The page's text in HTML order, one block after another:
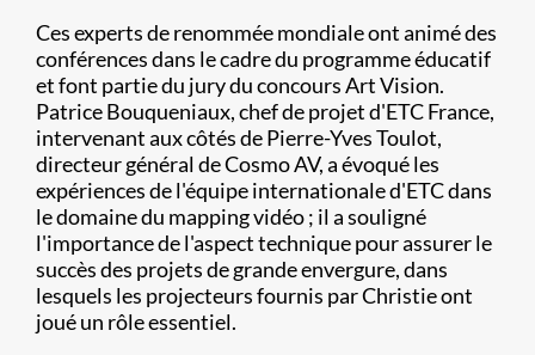
Ces experts de renommée mondiale ont animé des
conférences dans le cadre du programme éducatif
et font partie du jury du concours Art Vision.
Patrice Bouqueniaux, chef de projet d'ETC France,
intervenant aux côtés de Pierre-Yves Toulot,
directeur général de Cosmo AV, a évoqué les
expériences de l'équipe internationale d'ETC dans
le domaine du mapping vidéo ; il a souligné
l'importance de l'aspect technique pour assurer le
succès des projets de grande envergure, dans
lesquels les projecteurs fournis par Christie ont
joué un rôle essentiel.